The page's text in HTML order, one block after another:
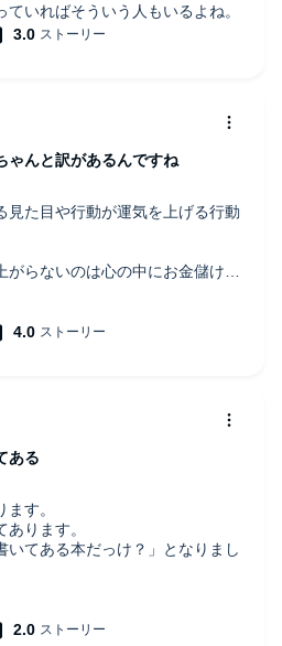
いればそういう人もいるよね。
見た目や行動が運気を上げる行動
らないのは心の中にお金儲けに
すね
ど、そこに風水とかの理由も入
ゃんと訳があるんですね
す。
ります。
いてある本だっけ？」となりまし
目次から選んで聞くといいと思
ある